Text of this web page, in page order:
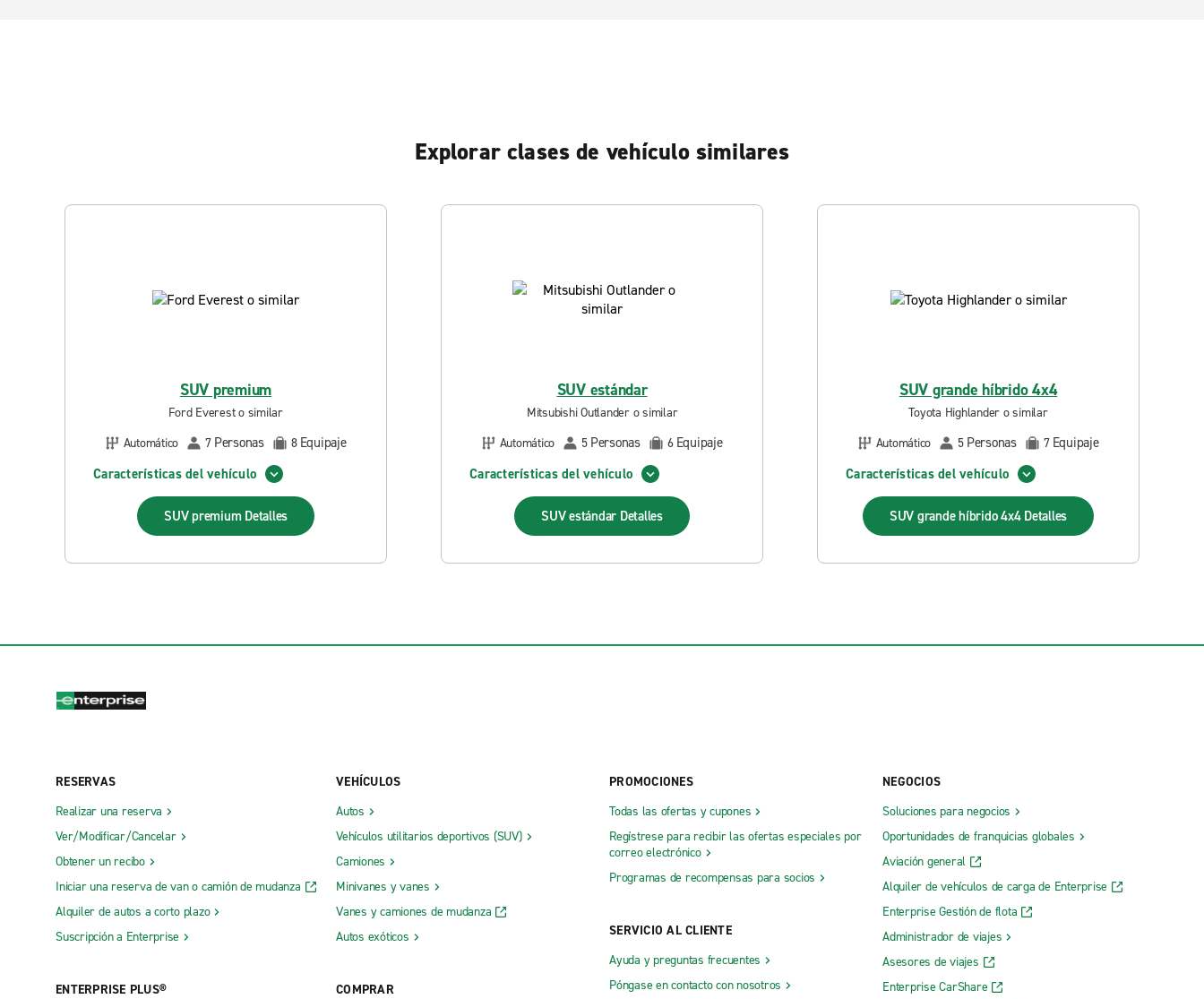
Explorar clases de vehículo similares
SUV premium
Ford Everest o similar
Automático
7 Personas 8 Equipaje
Características del vehículo
SUV premium Detalles
SUV estándar
Mitsubishi Outlander o similar
Automático
5 Personas 6 Equipaje
Características del vehículo
SUV estándar Detalles
SUV grande híbrido 4x4
Toyota Highlander o similar
Automático
5 Personas 7 Equipaje
Características del vehículo
SUV grande híbrido 4x4 Detalles
RESERVAS
Realizar una reserva
Ver/Modificar/Cancelar
Obtener un recibo
Iniciar una reserva de van o camión de mudanza
Alquiler de autos a corto plazo
Suscripción a Enterprise
ENTERPRISE PLUS®
VEHÍCULOS
Autos
Vehículos utilitarios deportivos (SUV)
Camiones
Minivanes y vanes
Vanes y camiones de mudanza
Autos exóticos
COMPRAR
PROMOCIONES
Todas las ofertas y cupones
Regístrese para recibir las ofertas especiales por
correo electrónico
Programas de recompensas para socios
SERVICIO AL CLIENTE
Ayuda y preguntas frecuentes
Póngase en contacto con nosotros
NEGOCIOS
Soluciones para negocios
Oportunidades de franquicias globales
Aviación general
Alquiler de vehículos de carga de Enterprise
Enterprise Gestión de flota
Administrador de viajes
Asesores de viajes
Enterprise CarShare